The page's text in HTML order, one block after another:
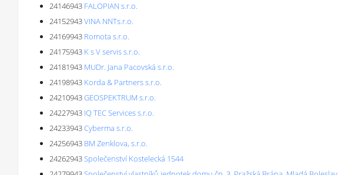
24146943 FALOPIAN s.r.o.
24152943VINA NNTs.r.o.
24169943 Romota s.r.o.
24175943 K s V servis s.r.o.
24181943 MUDr. Jana Pacovská s.r.o.
24198943 Korda & Partners s.r.o.
24210943GEOSPEKTRUM s.r.o.
24227943 IQ TEC Services s.r.o.
24233943Cyberma s.r.o.
24256943 BM Zenklova, s.r.o.
24262943Společenství Kostelecká 1544